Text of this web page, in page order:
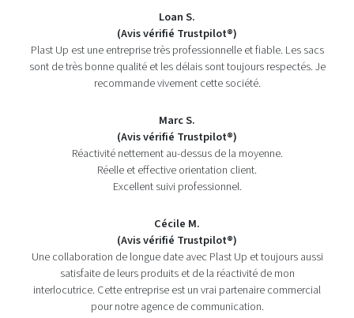
Loan S.
(Avis vérifié Trustpilot®)
Plast Up est une entreprise très professionnelle et fiable. Les sacs
sont de très bonne qualité et les délais sont toujours respectés. Je
recommande vivement cette société.
Marc S.
(Avis vérifié Trustpilot®)
Réactivité nettement au-dessus de la moyenne.
Réelle et effective orientation client.
Excellent suivi professionnel.
Cécile M.
(Avis vérifié Trustpilot®)
Une collaboration de longue date avec Plast Up et toujours aussi
satisfaite de leurs produits et de la réactivité de mon
interlocutrice. Cette entreprise est un vrai partenaire commercial
pour notre agence de communication.